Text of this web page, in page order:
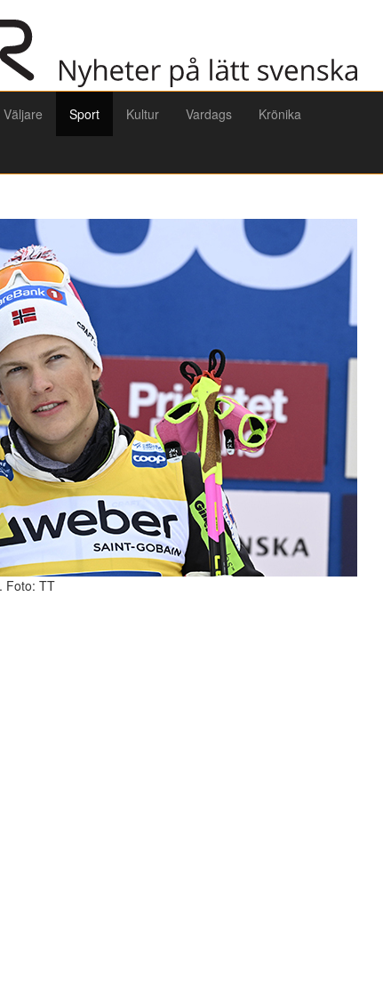
Väljare Sport Kultur Vardags Krönika
Foto: TT